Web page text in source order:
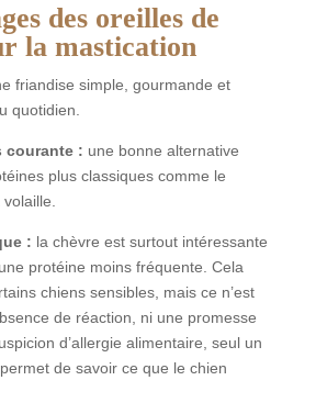
des oreilles de
la mastication
friandise simple, gourmande et
quotidien.
courante : une bonne alternative
plus classiques comme le
: la chèvre est surtout intéressante
protéine moins fréquente. Cela
chiens sensibles, mais ce n’est
de réaction, ni une promesse
d’allergie alimentaire, seul un
de savoir ce que le chien